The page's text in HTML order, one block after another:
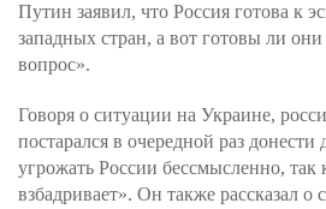
Путин заявил, что Россия готова к
западных стран, а вот готовы ли
вопрос».
Говоря о ситуации на Украине,
постарался в очередной раз донести
угрожать России бессмысленно, так
взбадривает». Он также рассказал о